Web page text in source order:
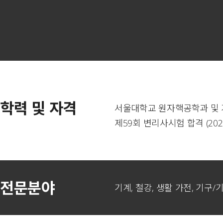
학력 및 자격
서울대학교 원자핵공학과 및
제59회 변리사시험 합격
전문분야 기계, 철강, 생활 가전, 기구/